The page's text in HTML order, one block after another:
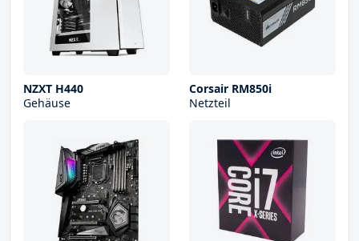
NZXT H440
Gehäuse
Corsair RM850i
Netzteil